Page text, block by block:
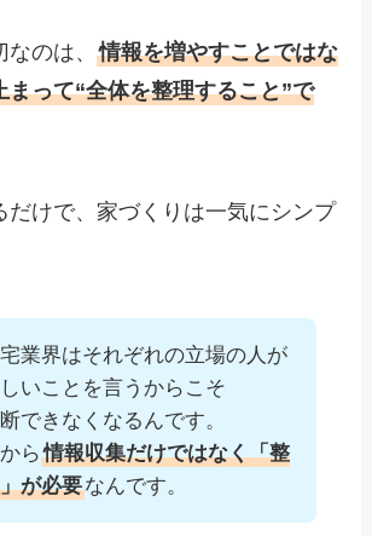
なのは、情報を増やすことではな
まって“全体を整理すること”で
だけで、家づくりは一気にシンプ
業界はそれぞれの立場の人が
いことを言うからこそ
できなくなるんです。
ら情報収集だけではなく「整
が必要なんです。